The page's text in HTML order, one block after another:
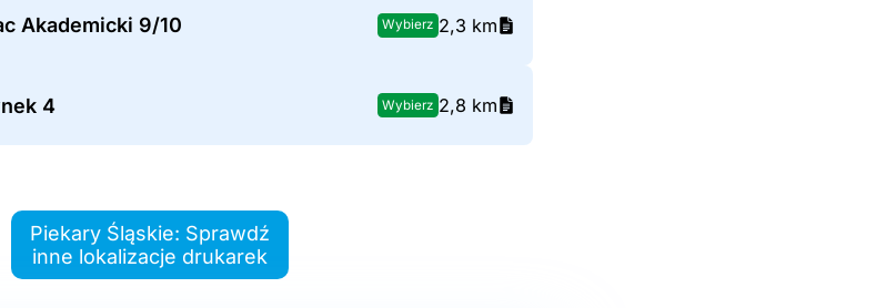
Akademicki 9/10 Wybierz 2,3 km
4 Wybierz 2,8 km
Piekary Śląskie: Sprawdź
inne lokalizacje drukarek